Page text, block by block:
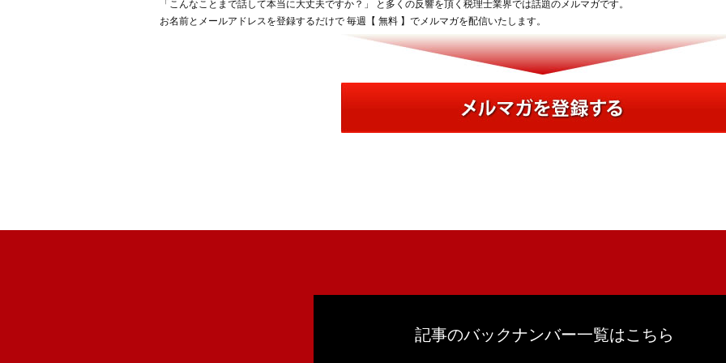
「こんなことまで話して本当に大丈夫ですか？」 と多くの反響を頂く税理士業界では話題のメルマガです。
お名前とメールアドレスを登録するだけで 毎週【 無料 】でメルマガを配信いたします。
記事のバックナンバー一覧はこちら